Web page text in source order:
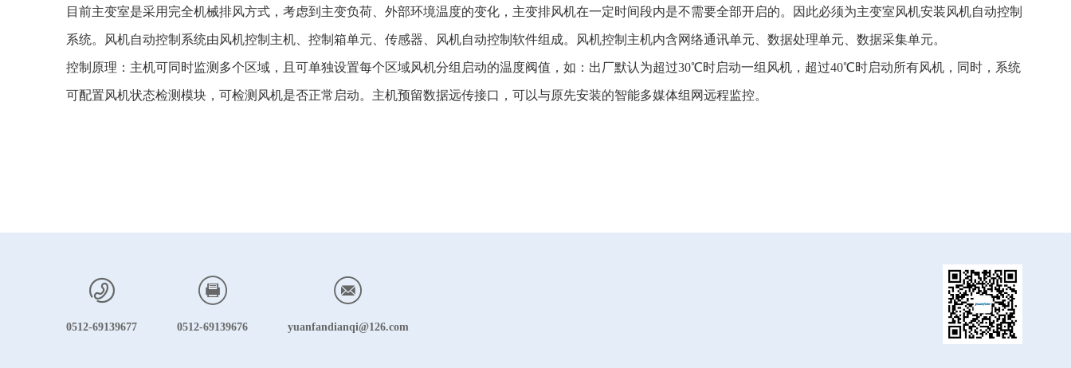
目前主变室是采用完全机械排风方式，考虑到主变负荷、外部环境温度的变化，主变排风机在一定时间段内是不需要全部开启的。因此必须为主变室风机安装风机自动控制
系统。风机自动控制系统由风机控制主机、控制箱单元、传感器、风机自动控制软件组成。风机控制主机内含网络通讯单元、数据处理单元、数据采集单元。
控制原理：主机可同时监测多个区域，且可单独设置每个区域风机分组启动的温度阀值，如：出厂默认为超过30℃时启动一组风机，超过40℃时启动所有风机，同时，系统
可配置风机状态检测模块，可检测风机是否正常启动。主机预留数据远传接口，可以与原先安装的智能多媒体组网远程监控。
0512-69139677 0512-69139676 yuanfandianqi@126.com